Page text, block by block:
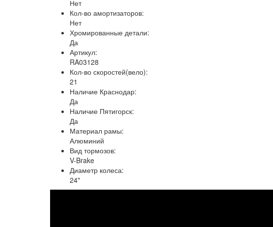
Нет
Кол-во амортизаторов:
Нет
Хромированные детали:
Да
Артикул:
RA03128
Кол-во скоростей(вело):
21
Наличие Краснодар:
Да
Наличие Пятигорск:
Да
Материал рамы:
Алюминий
Вид тормозов:
V-Brake
Диаметр колеса:
24"